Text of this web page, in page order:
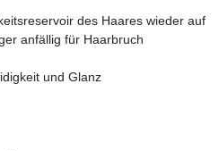
des Haares wieder auf
anfällig für Haarbruch
und Glanz